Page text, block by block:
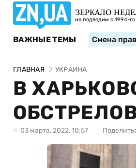
ЗЕРКАЛО
не подводим с 1994-го
ВАЖНЫЕ ТЕМЫ Смена
ГЛАВНАЯ УКРАИНА
В
03 марта, 2022, 10:57